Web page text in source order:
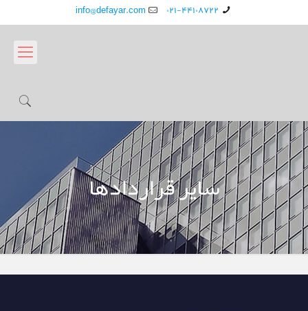
۰۲۱-۴۴۱۰۸۷۲۲ info@defayar.com
سایر قراردادها